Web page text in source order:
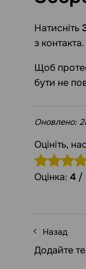
Натисніть
з контакта.
Щоб
бути не
Оновлено:
Оцініть,
Оцінка: 4 /
Назад
Додайте